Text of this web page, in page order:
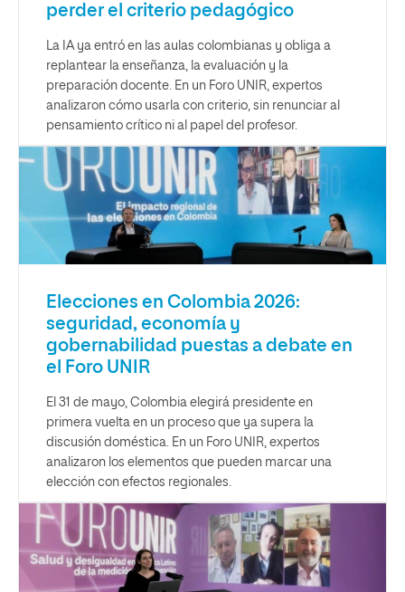
perder el criterio pedagógico
La IA ya entró en las aulas colombianas y obliga a
replantear la enseñanza, la evaluación y la
preparación docente. En un Foro UNIR, expertos
analizaron cómo usarla con criterio, sin renunciar al
pensamiento crítico ni al papel del profesor.
Elecciones en Colombia 2026:
seguridad, economía y
gobernabilidad puestas a debate en
el Foro UNIR
El 31 de mayo, Colombia elegirá presidente en
primera vuelta en un proceso que ya supera la
discusión doméstica. En un Foro UNIR, expertos
analizaron los elementos que pueden marcar una
elección con efectos regionales.